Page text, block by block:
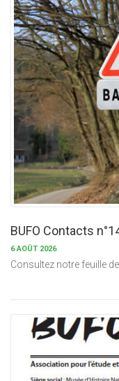
BUFO Contacts
6 AOÛT 2026
Consultez notre feuille